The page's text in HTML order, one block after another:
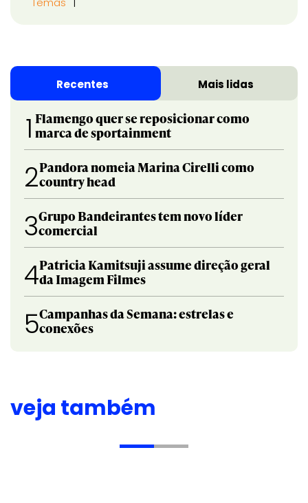
Recentes Mais lidas
1 Flamengo quer se reposicionar como
marca de sportainment
2Pandora nomeia Marina Cirelli como
country head
3Grupo Bandeirantes tem novo líder
comercial
4Patricia Kamitsuji assume direção geral
da Imagem Filmes
5Campanhas da Semana: estrelas e
conexões
veja também